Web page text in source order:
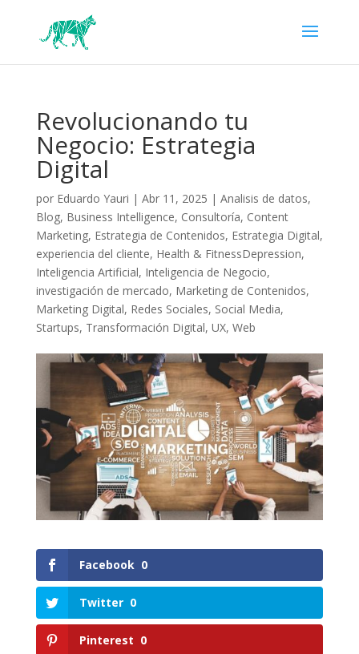
Revolucionando tu
Negocio: Estrategia
Digital
por Eduardo Yauri | Abr 11, 2025 | Analisis de datos,
Blog, Business Intelligence, Consultoría, Content
Marketing, Estrategia de Contenidos, Estrategia Digital,
experiencia del cliente, Health & FitnessDepression,
Inteligencia Artificial, Inteligencia de Negocio,
investigación de mercado, Marketing de Contenidos,
Marketing Digital, Redes Sociales, Social Media,
Startups, Transformación Digital, UX, Web
Facebook 0
Twitter 0
Pinterest 0